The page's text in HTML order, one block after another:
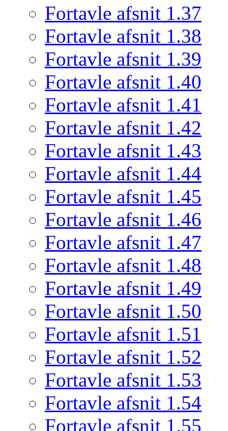
Fortavle afsnit 1.37
Fortavle afsnit 1.38
Fortavle afsnit 1.39
Fortavle afsnit 1.40
Fortavle afsnit 1.41
Fortavle afsnit 1.42
Fortavle afsnit 1.43
Fortavle afsnit 1.44
Fortavle afsnit 1.45
Fortavle afsnit 1.46
Fortavle afsnit 1.47
Fortavle afsnit 1.48
Fortavle afsnit 1.49
Fortavle afsnit 1.50
Fortavle afsnit 1.51
Fortavle afsnit 1.52
Fortavle afsnit 1.53
Fortavle afsnit 1.54
Fortavle afsnit 1.55